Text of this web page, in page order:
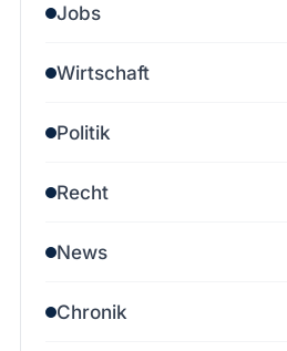
Jobs
Wirtschaft
Politik
Recht
News
Chronik